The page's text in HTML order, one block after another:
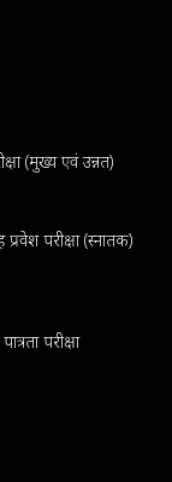
(मुख्य एवं उन्नत)
प्रवेश परीक्षा (स्नातक)
परीक्षा